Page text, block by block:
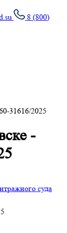
8 (800)
31616/2025
-
суда